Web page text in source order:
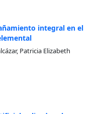
integral en el
Patricia Elizabeth